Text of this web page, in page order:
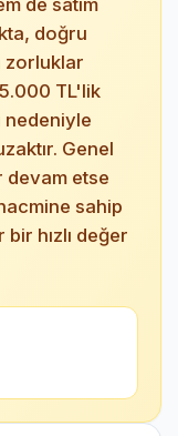
de satım
doğru
zorluklar
TL'lik
nedeniyle
Genel
devam etse
sahip
hızlı değer